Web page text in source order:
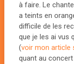
à faire. Le
a teints en
difficile de les
que je les ai vus
(voir mon article
quant au concert